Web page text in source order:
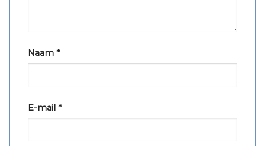
Naam *
E-mail *